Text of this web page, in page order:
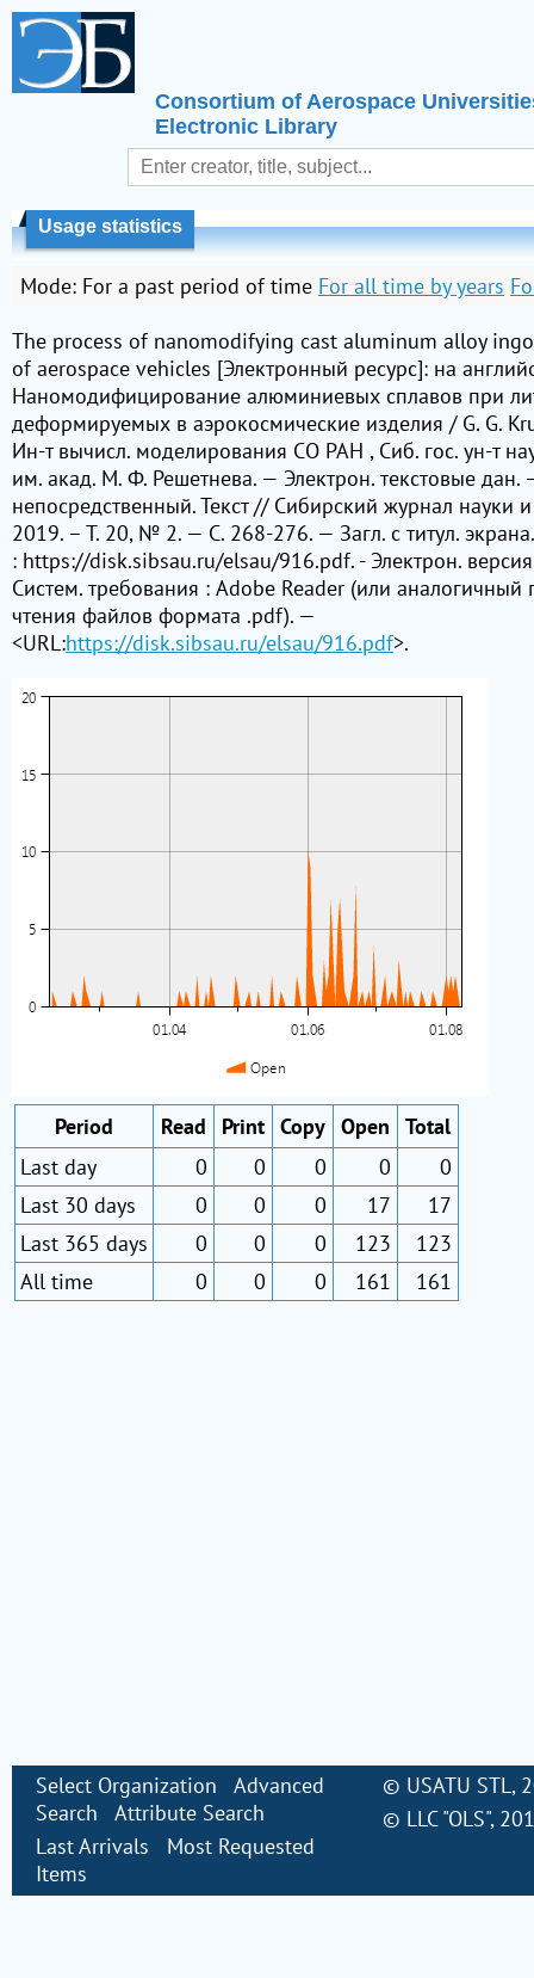
Consortium of Aerospace
Electronic Library
Usage statistics
Mode: For a past period of time For all time by years
The process of nanomodifying cast aluminum alloy
of aerospace vehicles [Электронный ресурс]: на
Наномодифицирование алюминиевых сплавов при
деформируемых в аэрокосмические изделия / G. G.
Ин-т вычисл. моделирования СО РАН , Сиб. гос. ун-т
им. акад. М. Ф. Решетнева. — Электрон. текстовые дан.
непосредственный. Текст // Сибирский журнал науки
2019. – Т. 20, № 2. — C. 268-276. — Загл. с титул.
: https://disk.sibsau.ru/elsau/916.pdf. - Электрон.
Систем. требования : Adobe Reader (или аналогичный
чтения файлов формата .pdf). —
<URL:https://disk.sibsau.ru/elsau/916.pdf>.
Period Read Print Copy Open
Total
Last day
0 0 0 0
0
Last 30 days
0 0 0 17
17
Last 365 days
0 0 0 123
123
All time
0 0 0 161 161
Select Organization
Advanced
Search
Attribute Search
Last Arrivals
Most Requested
Items
© USATU STL,
© LLC "OLS",